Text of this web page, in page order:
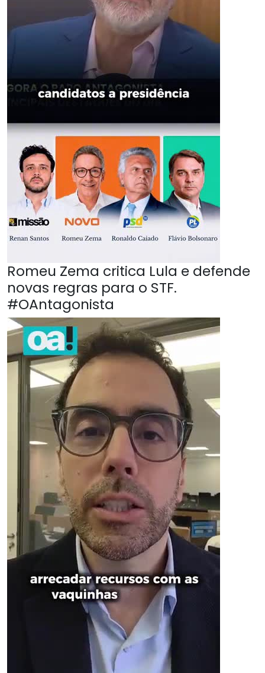
Romeu Zema critica Lula e defende
novas regras para o STF.
#OAntagonista